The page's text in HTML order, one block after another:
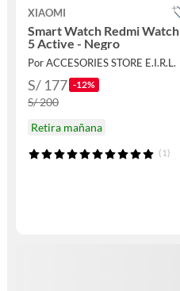
XIAOMI
Smart Watch Redmi Watch
5 Active - Negro
Por ACCESORIES STORE E.I.R.L.
S/ 177 -12%
S/ 200
Retira mañana
(1)